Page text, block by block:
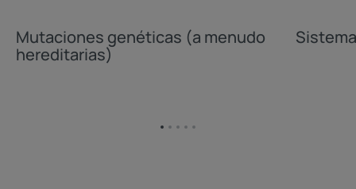
Mutaciones genéticas (a menudo
hereditarias)
IrIrIrIrIr